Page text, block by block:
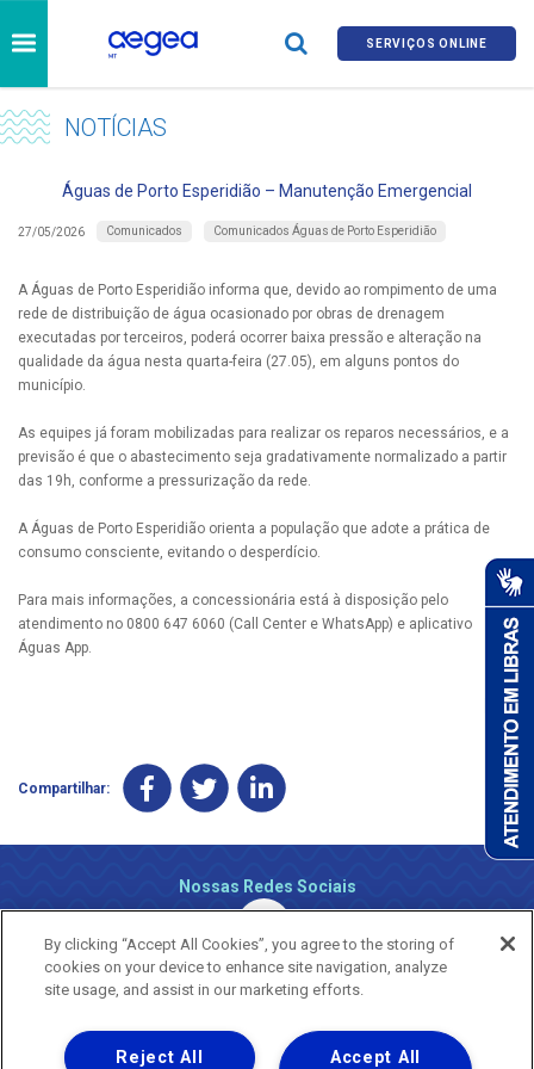
SERVIÇOS ONLINE
NOTÍCIAS
Águas de Porto Esperidião – Manutenção Emergencial
27/05/2026 Comunicados Comunicados Águas de Porto Esperidião
A Águas de Porto Esperidião informa que, devido ao rompimento de uma
rede de distribuição de água ocasionado por obras de drenagem
executadas por terceiros, poderá ocorrer baixa pressão e alteração na
qualidade da água nesta quarta-feira (27.05), em alguns pontos do
município.
As equipes já foram mobilizadas para realizar os reparos necessários, e a
previsão é que o abastecimento seja gradativamente normalizado a partir
das 19h, conforme a pressurização da rede.
A Águas de Porto Esperidião orienta a população que adote a prática de
consumo consciente, evitando o desperdício.
Para mais informações, a concessionária está à disposição pelo
atendimento no 0800 647 6060 (Call Center e WhatsApp) e aplicativo
Águas App.
Compartilhar:
Nossas Redes Sociais
By clicking “Accept All Cookies”, you agree to the storing of
cookies on your device to enhance site navigation, analyze
site usage, and assist in our marketing efforts.
Accept All
Reject All